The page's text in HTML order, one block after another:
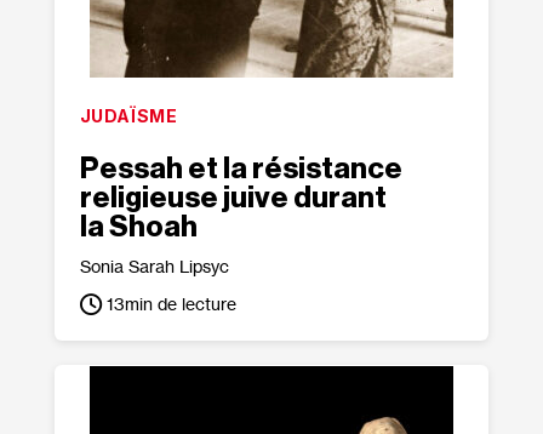
JUDAÏSME
Pessah et la résistance
religieuse juive durant
la Shoah
Sonia Sarah Lipsyc
13min de lecture